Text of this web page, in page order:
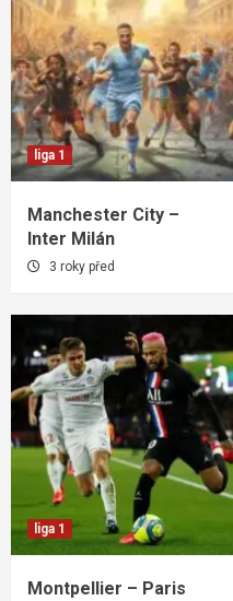
liga 1
Manchester City –
Inter Milán
3 roky před
liga 1
Montpellier – Paris